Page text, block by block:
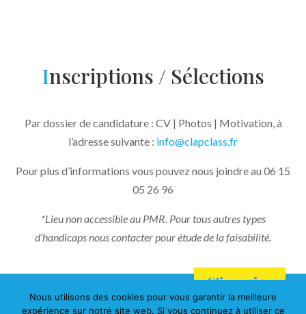
Résultats obtenus
Inscriptions / Sélections
Par dossier de candidature : CV | Photos | Motivation, à
l’adresse suivante : info@clapclass.fr
Pour plus d’informations vous pouvez nous joindre au 06 15
05 26 96
*Lieu non accessible au PMR. Pour tous autres types
d’handicaps nous contacter pour étude de la faisabilité.
Mentions légales–Politique de Confidentialité – Création :
S'inscrire
Nous utilisons des cookies pour vous garantir la meilleure
expérience sur notre site web. Si vous continuez à utiliser ce